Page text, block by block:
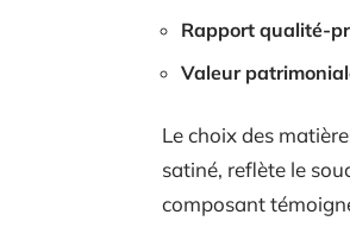
Rapport qualité-
Valeur
Le choix des
satiné, reflète le
composant